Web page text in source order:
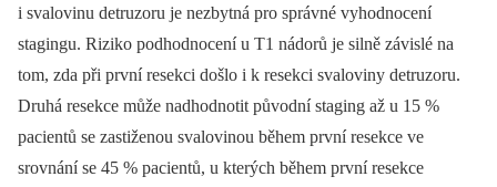
i svalovinu detruzoru je nezbytná pro správné vyhodnocení
stagingu. Riziko podhodnocení u T1 nádorů je silně závislé na
tom, zda při první resekci došlo i k resekci svaloviny detruzoru.
Druhá resekce může nadhodnotit původní staging až u 15 %
pacientů se zastiženou svalovinou během první resekce ve
srovnání se 45 % pa­cientů, u kterých během první resekce